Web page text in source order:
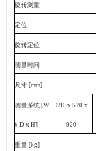
旋转测量
定位
旋转定位
测量时间
尺寸[mm]
测量系统[W
x D x H]
690 x 570 x
920
重量[kg]